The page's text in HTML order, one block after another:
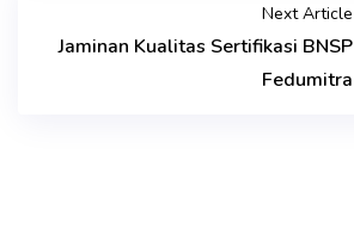
Next Article
Jaminan Kualitas Sertifikasi BNSP
Fedumitra